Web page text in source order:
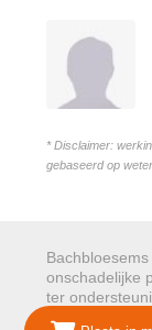
* Disclaimer:
gebaseerd op
onschadelijke
ter